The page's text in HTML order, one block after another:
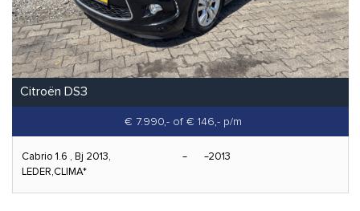
Citroën DS3
€ 7.990,- of € 146,- p/m
Cabrio 1.6 , Bj 2013,
LEDER,CLIMA*
2013